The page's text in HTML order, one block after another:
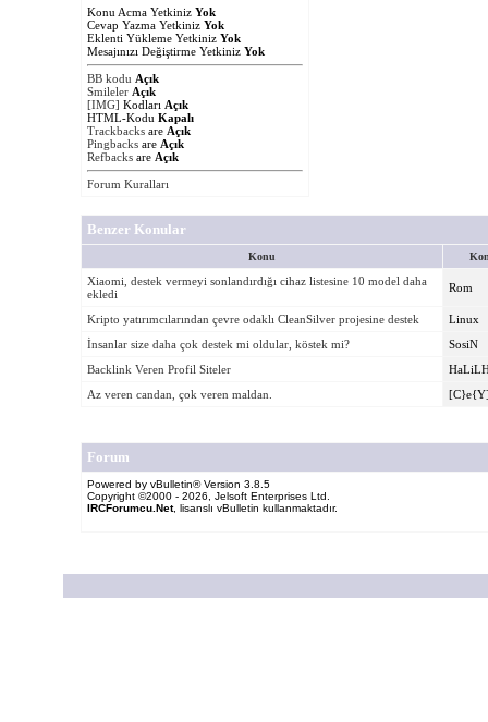
Konu Acma Yetkiniz Yok
Cevap Yazma Yetkiniz Yok
Eklenti Yükleme Yetkiniz Yok
Mesajınızı Değiştirme Yetkiniz Yok
BB kodu Açık
Smileler Açık
[IMG] Kodları Açık
HTML-Kodu Kapalı
Trackbacks are Açık
Pingbacks are Açık
Refbacks are Açık
Forum Kuralları
Benzer Konular
Konu
Xiaomi, destek vermeyi sonlandırdığı cihaz listesine 10 model daha
ekledi
Rom
Kripto yatırımcılarından çevre odaklı CleanSilver projesine destek
Linux
İnsanlar size daha çok destek mi oldular, köstek mi?
SosiN
Backlink Veren Profil Siteler
Az veren candan, çok veren maldan.
Forum
Powered by vBulletin® Version 3.8.5
Copyright ©2000 - 2026, Jelsoft Enterprises Ltd.
IRCForumcu.Net, lisanslı vBulletin kullanmaktadır.